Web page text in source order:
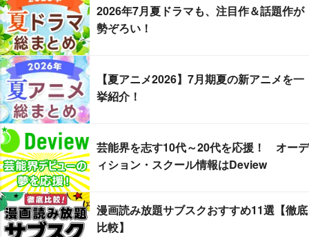
2026年7月夏ドラマも、注目作＆話題作が
勢ぞろい！
【夏アニメ2026】7月期夏の新アニメを一
挙紹介！
芸能界を志す10代～20代を応援！ オーデ
ィション・スクール情報はDeview
漫画読み放題サブスクおすすめ11選【徹底
比較】